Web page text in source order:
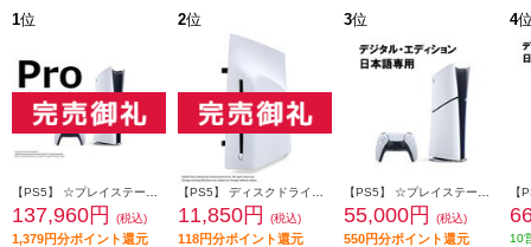
1位
137,960円 (税込)
1,379円分ポイント還元
2位
11,850円 (税込)
118円分ポイント還元
3位
55,000円 (税込)
550円分ポイント還元
4
10